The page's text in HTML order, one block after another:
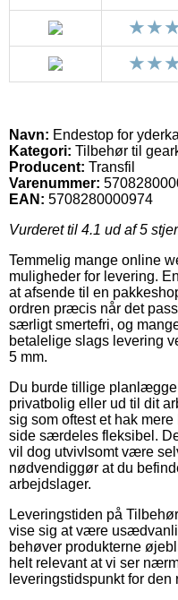
Navn: Endestop for
Kategori: Tilbehør til
Producent: Transfil
Varenummer:
EAN: 5708280000974
Vurderet til 4.1 ud af 5
Temmelig mange online
muligheder for levering.
at afsende til en
ordren præcis når det
særligt smertefri, og
betalelige slags levering
5 mm.
Du burde tillige
privatbolig eller ud til dit
sig som oftest et hak
side særdeles fleksibel.
vil dog utvivlsomt være
nødvendiggør at du
arbejdslager.
Leveringstiden på
vise sig at være
behøver produkterne
helt relevant at vi ser
leveringstidspunkt for den